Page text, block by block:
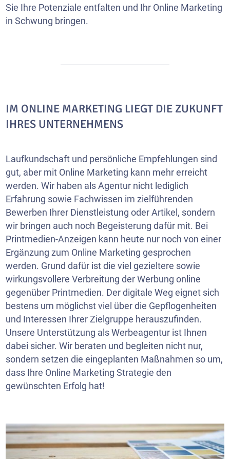
Sie Ihre Potenziale entfalten und Ihr Online Marketing
in Schwung bringen.
IM ONLINE MARKETING LIEGT DIE ZUKUNFT
IHRES UNTERNEHMENS
Laufkundschaft und persönliche Empfehlungen sind
gut, aber mit Online Marketing kann mehr erreicht
werden. Wir haben als Agentur nicht lediglich
Erfahrung sowie Fachwissen im zielführenden
Bewerben Ihrer Dienstleistung oder Artikel, sondern
wir bringen auch noch Begeisterung dafür mit. Bei
Printmedien-Anzeigen kann heute nur noch von einer
Ergänzung zum Online Marketing gesprochen
werden. Grund dafür ist die viel gezieltere sowie
wirkungsvollere Verbreitung der Werbung online
gegenüber Printmedien. Der digitale Weg eignet sich
bestens um möglichst viel über die Gepflogenheiten
und Interessen Ihrer Zielgruppe herauszufinden.
Unsere Unterstützung als Werbeagentur ist Ihnen
dabei sicher. Wir beraten und begleiten nicht nur,
sondern setzen die eingeplanten Maßnahmen so um,
dass Ihre Online Marketing Strategie den
gewünschten Erfolg hat!